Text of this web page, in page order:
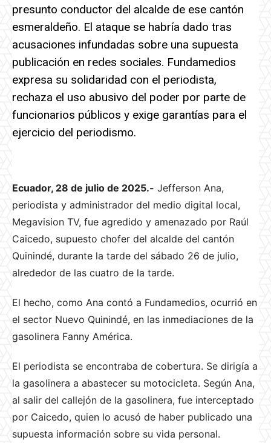
presunto conductor del alcalde de ese cantón
esmeraldeño. El ataque se habría dado tras
acusaciones infundadas sobre una supuesta
publicación en redes sociales. Fundamedios
expresa su solidaridad con el periodista,
rechaza el uso abusivo del poder por parte de
funcionarios públicos y exige garantías para el
ejercicio del periodismo.
Ecuador, 28 de julio de 2025.- Jefferson Ana,
periodista y administrador del medio digital local,
Megavision TV, fue agredido y amenazado por Raúl
Caicedo, supuesto chofer del alcalde del cantón
Quinindé, durante la tarde del sábado 26 de julio,
alrededor de las cuatro de la tarde.
El hecho, como Ana contó a Fundamedios, ocurrió en
el sector Nuevo Quinindé, en las inmediaciones de la
gasolinera Fanny América.
El periodista se encontraba de cobertura. Se dirigía a
la gasolinera a abastecer su motocicleta. Según Ana,
al salir del callejón de la gasolinera, fue interceptado
por Caicedo, quien lo acusó de haber publicado una
supuesta información sobre su vida personal.